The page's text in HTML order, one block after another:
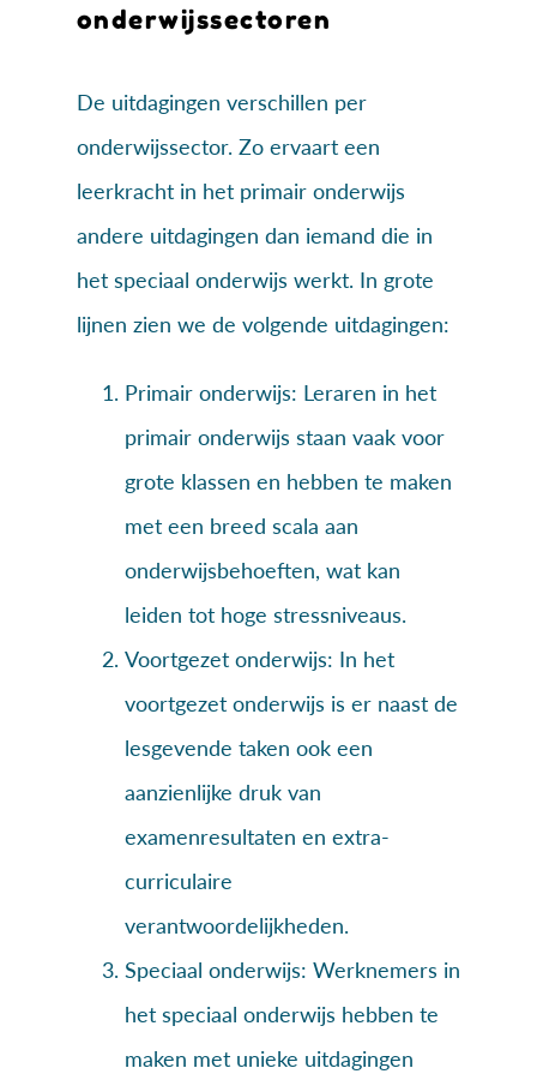
onderwijssectoren
De uitdagingen verschillen per
onderwijssector. Zo ervaart een
leerkracht in het primair onderwijs
andere uitdagingen dan iemand die in
het speciaal onderwijs werkt. In grote
lijnen zien we de volgende uitdagingen:
Primair onderwijs: Leraren in het
primair onderwijs staan vaak voor
grote klassen en hebben te maken
met een breed scala aan
onderwijsbehoeften, wat kan
leiden tot hoge stressniveaus.
Voortgezet onderwijs: In het
voortgezet onderwijs is er naast de
lesgevende taken ook een
aanzienlijke druk van
examenresultaten en extra-
curriculaire
verantwoordelijkheden.
Speciaal onderwijs: Werknemers in
het speciaal onderwijs hebben te
maken met unieke uitdagingen